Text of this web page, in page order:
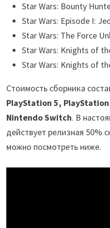
Star Wars: Bounty
Star Wars: Episode I:
Star Wars: The Force
Star Wars: Knights of
Star Wars: Knights of
Стоимость сборника
PlayStation 5,
Nintendo Switch. В
действует релизная 50%
можно посмотреть ниже.